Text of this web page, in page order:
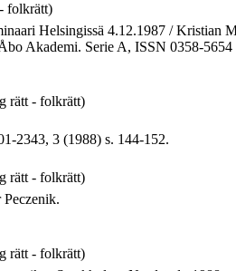
folkrätt)
Helsingissä 4.12.1987 /
Akademi. Serie A, ISSN 0358-
rätt - folkrätt)
2343, 3 (1988) s. 144-152.
rätt - folkrätt)
Peczenik.
rätt - folkrätt)